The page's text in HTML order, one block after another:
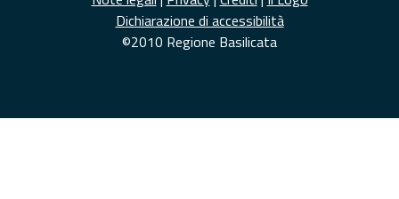
Dichiarazione di accessibilità
©2010 Regione Basilicata